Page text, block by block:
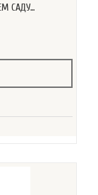
САДУ...